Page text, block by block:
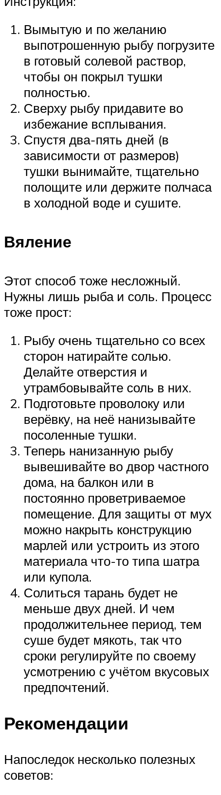
Вымытую и по желанию
выпотрошенную рыбу погрузите
в готовый солевой раствор,
чтобы он покрыл тушки
полностью.
Сверху рыбу придавите во
избежание всплывания.
Спустя два-пять дней (в
зависимости от размеров)
тушки вынимайте, тщательно
полощите или держите полчаса
в холодной воде и сушите.
Вяление
Этот способ тоже несложный.
Нужны лишь рыба и соль. Процесс
тоже прост:
Рыбу очень тщательно со всех
сторон натирайте солью.
Делайте отверстия и
утрамбовывайте соль в них.
Подготовьте проволоку или
верёвку, на неё нанизывайте
посоленные тушки.
Теперь нанизанную рыбу
вывешивайте во двор частного
дома, на балкон или в
постоянно проветриваемое
помещение. Для защиты от мух
можно накрыть конструкцию
марлей или устроить из этого
материала что-то типа шатра
или купола.
Солиться тарань будет не
меньше двух дней. И чем
продолжительнее период, тем
суше будет мякоть, так что
сроки регулируйте по своему
усмотрению с учётом вкусовых
предпочтений.
Рекомендации
Напоследок несколько полезных
советов: